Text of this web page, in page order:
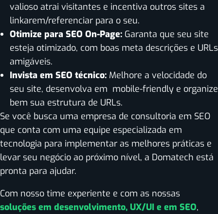
valioso atrai visitantes e incentiva outros sites a
linkarem/referenciar para o seu.
Otimize para SEO On-Page: Garanta que seu site
esteja otimizado, com boas meta descrições e URLs
amigáveis.
Invista em SEO técnico: Melhore a velocidade do
seu site, desenvolva em mobile-friendly e organize
bem sua estrutura de URLs.
Se você busca uma empresa de consultoria em SEO
que conta com uma equipe especializada em
tecnologia para implementar as melhores práticas e
levar seu negócio ao próximo nível, a Domatech está
pronta para ajudar.
Com nosso time experiente e com as nossas
soluções em desenvolvimento, UX/UI e em SEO,